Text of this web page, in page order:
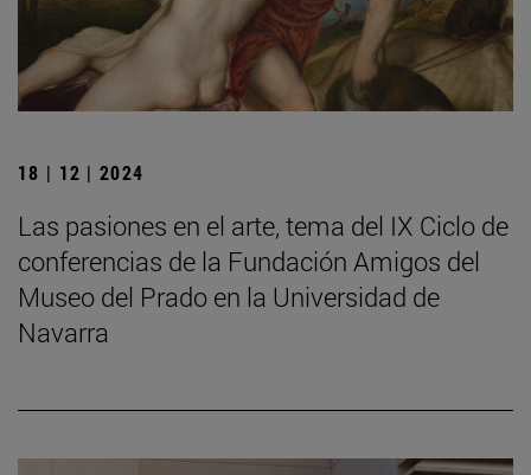
18 | 12 | 2024
Las pasiones en el arte, tema del IX Ciclo de
conferencias de la Fundación Amigos del
Museo del Prado en la Universidad de
Navarra